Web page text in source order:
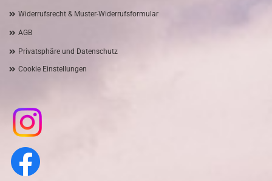
Widerrufsrecht & Muster-Widerrufsformular
AGB
Privatsphäre und Datenschutz
Cookie Einstellungen